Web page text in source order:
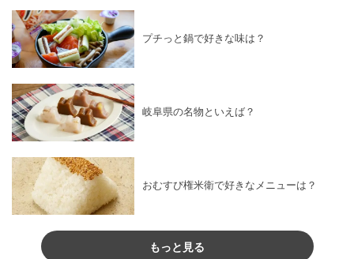
プチっと鍋で好きな味は？
岐阜県の名物といえば？
おむすび権米衛で好きなメニューは？
もっと見る